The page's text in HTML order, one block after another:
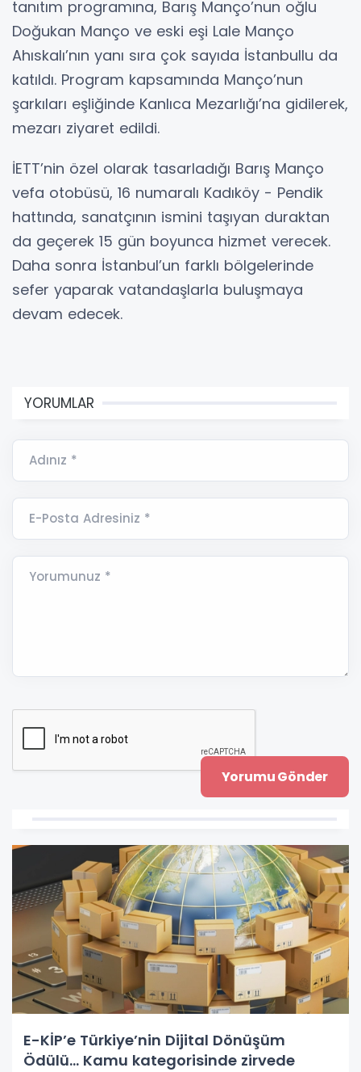
tanıtım programına, Barış Manço’nun oğlu
Doğukan Manço ve eski eşi Lale Manço
Ahıskalı’nın yanı sıra çok sayıda İstanbullu da
katıldı. Program kapsamında Manço’nun
şarkıları eşliğinde Kanlıca Mezarlığı’na gidilerek,
mezarı ziyaret edildi.
İETT’nin özel olarak tasarladığı Barış Manço
vefa otobüsü, 16 numaralı Kadıköy - Pendik
hattında, sanatçının ismini taşıyan duraktan
da geçerek 15 gün boyunca hizmet verecek.
Daha sonra İstanbul’un farklı bölgelerinde
sefer yaparak vatandaşlarla buluşmaya
devam edecek.
YORUMLAR
Adınız *
E-Posta Adresiniz *
Yorumunuz *
E-KİP’e Türkiye’nin Dijital Dönüşüm
Ödülü... Kamu kategorisinde zirvede